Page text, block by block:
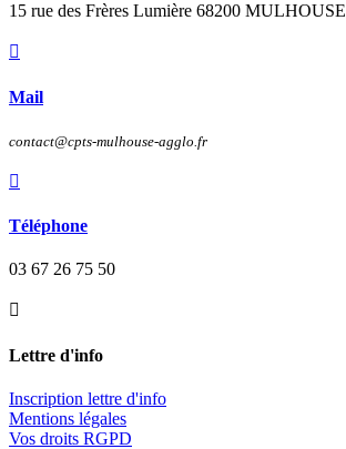
15 rue des Frères Lumière 68200 MULHOUSE

Mail
contact@cpts-mulhouse-agglo.fr

Téléphone
03 67 26 75 50

Lettre d'info
Inscription lettre d'info
Mentions légales
Vos droits RGPD